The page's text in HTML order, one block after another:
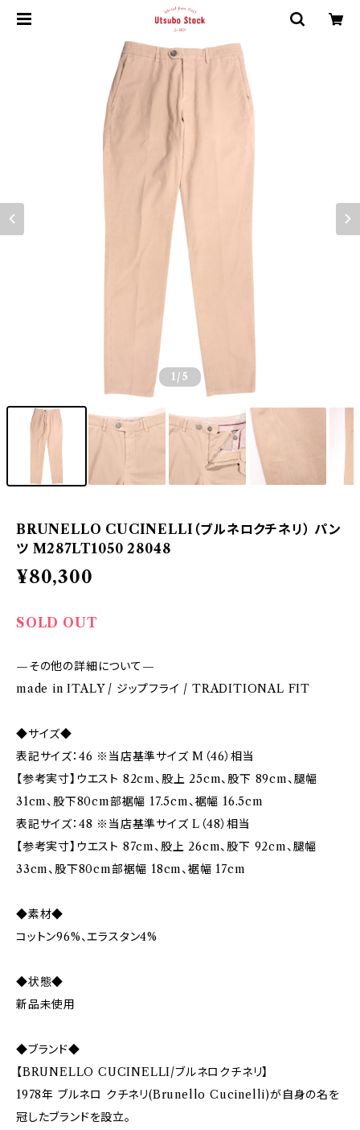
1 /5
BRUNELLO CUCINELLI（ブルネロクチネリ） パン
ツ M287LT1050 28048
¥80,300
SOLD OUT
—その他の詳細について—
made in ITALY / ジップフライ / TRADITIONAL FIT
◆サイズ◆
表記サイズ：46 ※当店基準サイズ M（46）相当
【参考実寸】ウエスト 82cm、股上 25cm、股下 89cm、腿幅
31cm、股下80cm部裾幅 17.5cm、裾幅 16.5cm
表記サイズ：48 ※当店基準サイズ L（48）相当
【参考実寸】ウエスト 87cm、股上 26cm、股下 92cm、腿幅
33cm、股下80cm部裾幅 18cm、裾幅 17cm
◆素材◆
コットン96%、エラスタン4%
◆状態◆
新品未使用
◆ブランド◆
【BRUNELLO CUCINELLI/ブルネロクチネリ】
1978年 ブルネロ クチネリ(Brunello Cucinelli)が自身の名を
冠したブランドを設立。